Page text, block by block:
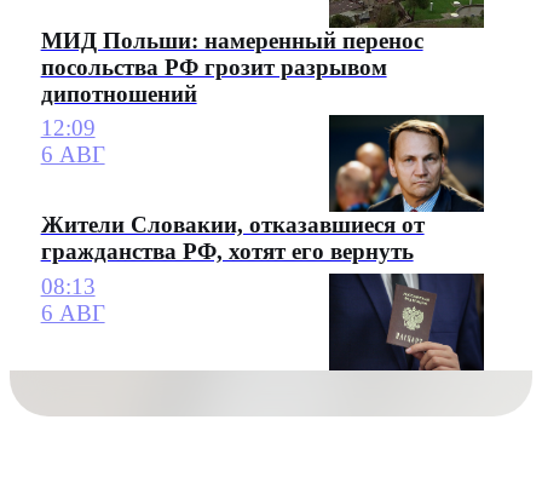
МИД Польши: намеренный перенос
посольства РФ грозит разрывом
дипотношений
12:09
6 АВГ
Жители Словакии, отказавшиеся от
гражданства РФ, хотят его вернуть
08:13
6 АВГ